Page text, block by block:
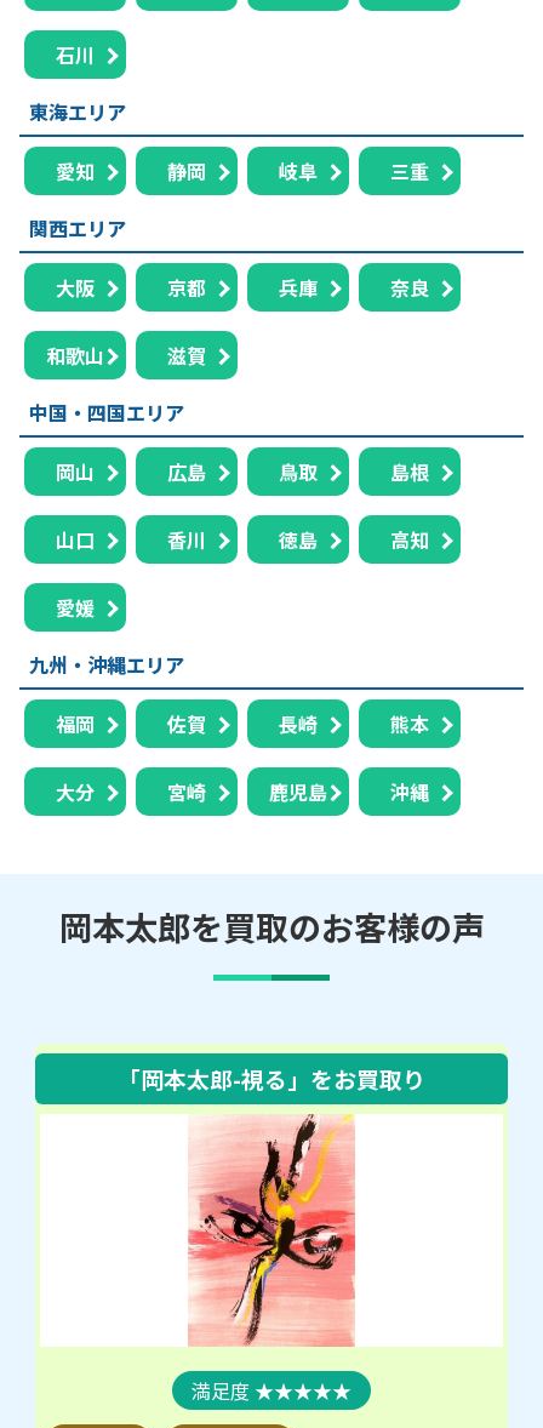
石川
東海エリア
愛知 静岡 岐阜
三重
関西エリア
大阪 京都 兵庫 奈良
和歌山
滋賀
中国・四国エリア
岡山 広島 鳥取 島根
山口 香川 徳島 高知
愛媛
九州・沖縄エリア
福岡 佐賀 長崎 熊本
大分 宮崎 鹿児島 沖縄
岡本太郎を買取のお客様の声
「岡本太郎-視る」 をお買取り
★★★★★